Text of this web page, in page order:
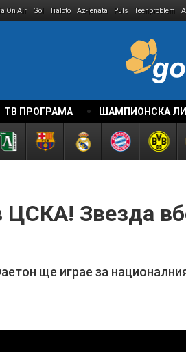
On Air Gol Tialoto Az-jenata Puls Teenproblem
ТВ ПРОГРАМА ШАМПИОНСКА
Звезда
ще играе за